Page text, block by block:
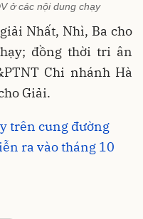
ở các nội dung chạy
Nhất, Nhì, Ba cho
đồng thời tri ân
Chi nhánh Hà
Giải.
trên cung đường
ra vào tháng 10